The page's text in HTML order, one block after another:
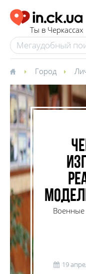
Ты в Черкассах
Город
Военные
19